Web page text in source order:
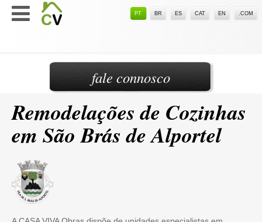
PT BR ES CAT EN .COM
Remodelações de Cozinhas
em São Brás de Alportel
fale connosco